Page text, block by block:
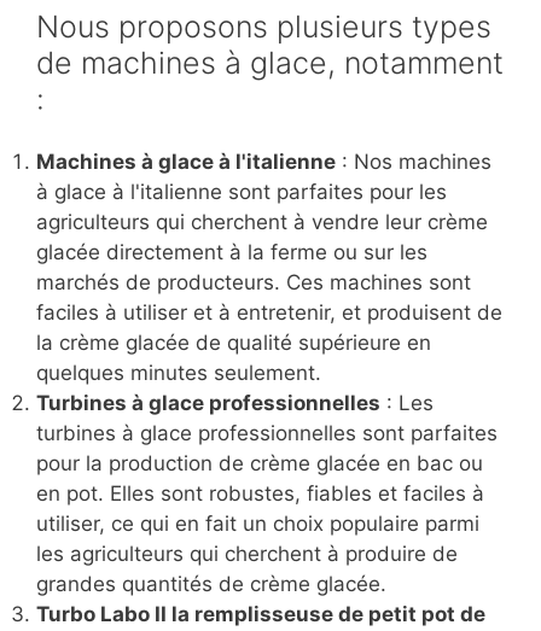
Nous proposons plusieurs types
de machines à glace, notamment
:
Machines à glace à l'italienne : Nos machines
à glace à l'italienne sont parfaites pour les
agriculteurs qui cherchent à vendre leur crème
glacée directement à la ferme ou sur les
marchés de producteurs. Ces machines sont
faciles à utiliser et à entretenir, et produisent de
la crème glacée de qualité supérieure en
quelques minutes seulement.
Turbines à glace professionnelles : Les
turbines à glace professionnelles sont parfaites
pour la production de crème glacée en bac ou
en pot. Elles sont robustes, fiables et faciles à
utiliser, ce qui en fait un choix populaire parmi
les agriculteurs qui cherchent à produire de
grandes quantités de crème glacée.
Turbo Labo II la remplisseuse de petit pot de